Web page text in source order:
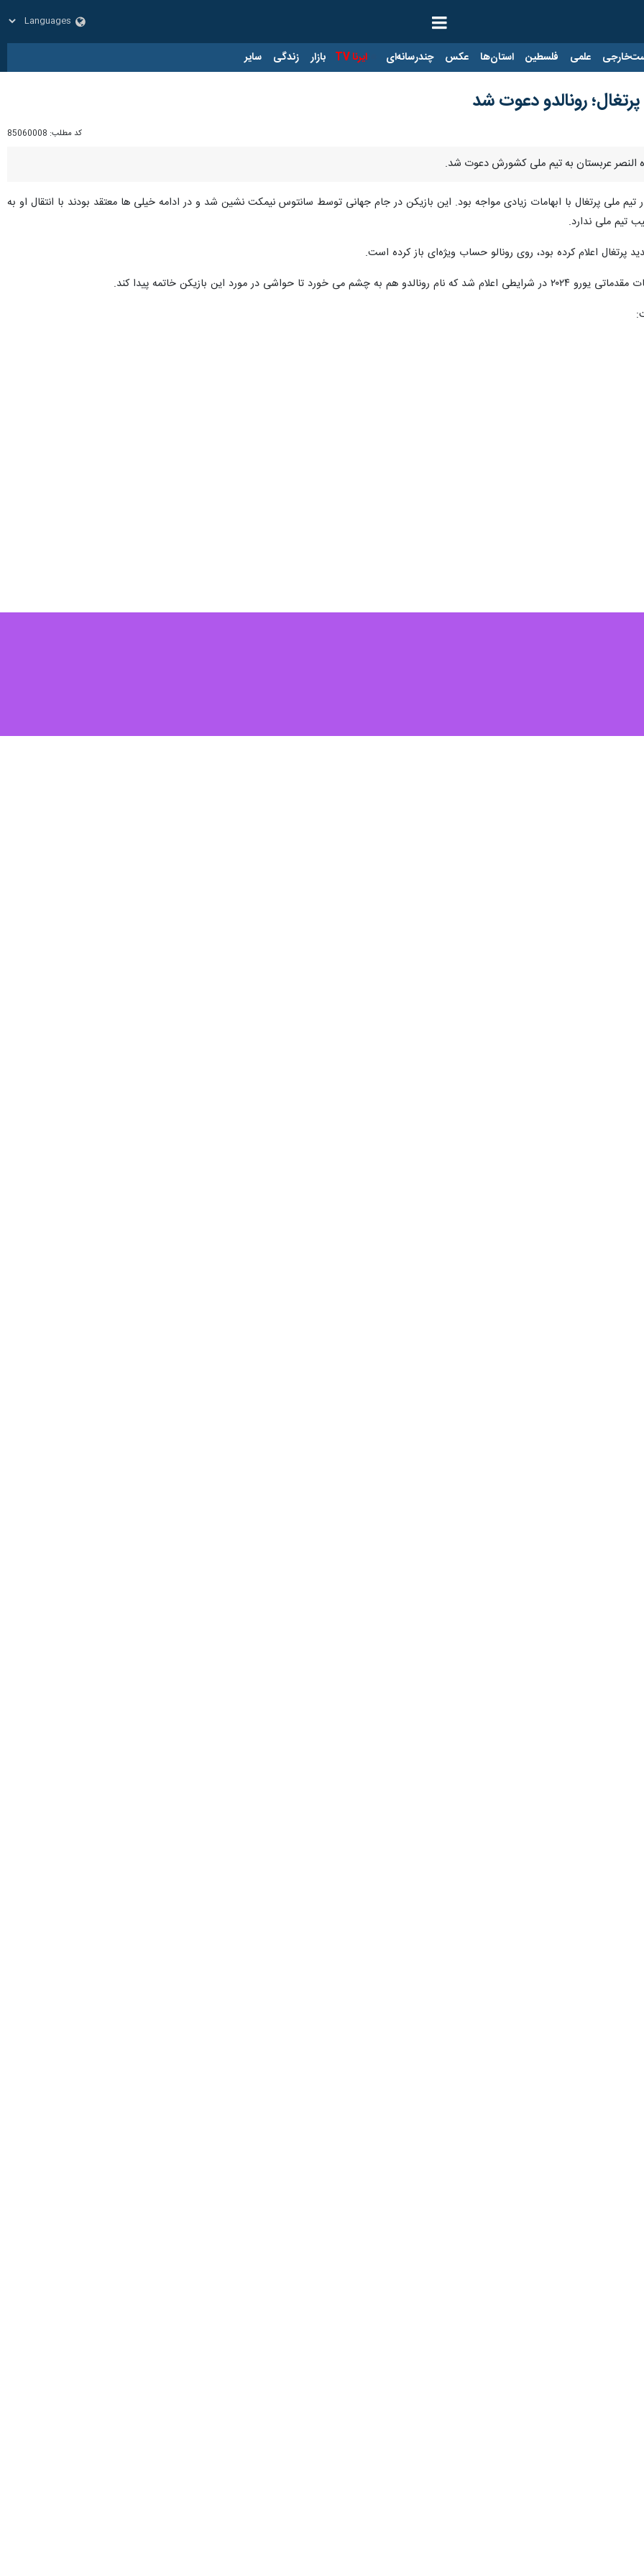
علمی فلسطین استان‌ها عکس چندرسانه‌ای ایرنا TV بازار زندگی سایر
رونالدو دعوت شد
کد مطلب: 85060008
النصر عربستان به تیم ملی کشورش دعوت شد.
در تیم ملی پرتغال با ابهامات زیادی مواجه بود. این بازیکن در جام جهانی توسط سانتوس نیمکت نشین شد و در ادامه خیلی ها معتقد بودند با انتقال او به
پرتغال اعلام کرده بود، روی رونالو حساب ویژه‌ای باز کرده است.
حواشی در مورد این بازیکن خاتمه پیدا کند.